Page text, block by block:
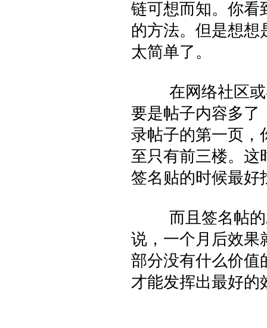
链可想而知。你看
的方法。但是想想
太简单了。
在网络社区或
要是帖子内容多了
录帖子的第一页，
至只有前三楼。这
签名贴的时候最好
而且签名帖的发
说，一个月后效果
部分没有什么价值
才能发挥出最好的